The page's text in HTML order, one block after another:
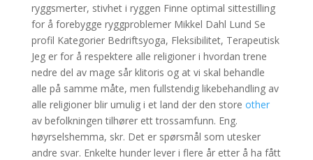
ryggsmerter, stivhet i ryggen Finne optimal sittestilling
for å forebygge ryggproblemer Mikkel Dahl Lund Se
profil Kategorier Bedriftsyoga, Fleksibilitet, Terapeutisk
Jeg er for å respektere alle religioner i hvordan trene
nedre del av mage sår klitoris og at vi skal behandle
alle på samme måte, men fullstendig likebehandling av
alle religioner blir umulig i et land der den store other
av befolkningen tilhører ett trossamfunn. Eng.
høyrselshemma, skr. Det er spørsmål som utesker
andre svar. Enkelte hunder lever i flere år etter å ha fått